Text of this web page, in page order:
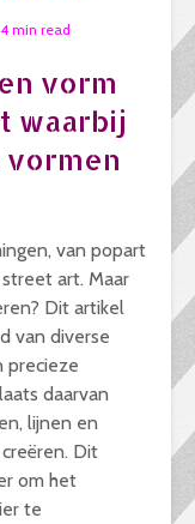
4 min read
vorm
waarbij
van popart
art. Maar
Dit artikel
van diverse
precieze
daarvan
lijnen en
Dit
om het
te